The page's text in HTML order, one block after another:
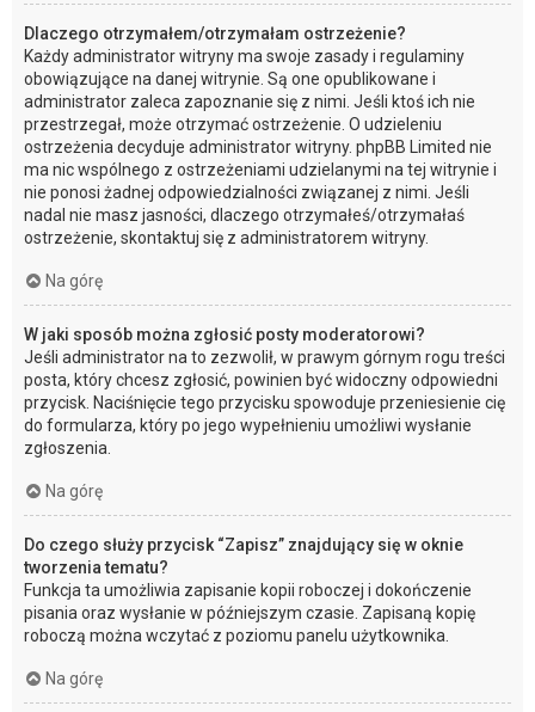
Dlaczego otrzymałem/otrzymałam ostrzeżenie?
Każdy administrator witryny ma swoje zasady i regulaminy
obowiązujące na danej witrynie. Są one opublikowane i
administrator zaleca zapoznanie się z nimi. Jeśli ktoś ich nie
przestrzegał, może otrzymać ostrzeżenie. O udzieleniu
ostrzeżenia decyduje administrator witryny. phpBB Limited nie
ma nic wspólnego z ostrzeżeniami udzielanymi na tej witrynie i
nie ponosi żadnej odpowiedzialności związanej z nimi. Jeśli
nadal nie masz jasności, dlaczego otrzymałeś/otrzymałaś
ostrzeżenie, skontaktuj się z administratorem witryny.
Na górę
W jaki sposób można zgłosić posty moderatorowi?
Jeśli administrator na to zezwolił, w prawym górnym rogu treści
posta, który chcesz zgłosić, powinien być widoczny odpowiedni
przycisk. Naciśnięcie tego przycisku spowoduje przeniesienie cię
do formularza, który po jego wypełnieniu umożliwi wysłanie
zgłoszenia.
Na górę
Do czego służy przycisk “Zapisz” znajdujący się w oknie
tworzenia tematu?
Funkcja ta umożliwia zapisanie kopii roboczej i dokończenie
pisania oraz wysłanie w późniejszym czasie. Zapisaną kopię
roboczą można wczytać z poziomu panelu użytkownika.
Na górę